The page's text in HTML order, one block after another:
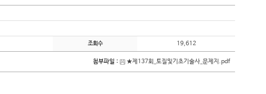
조회수 19,612
첨부파일 : ★제137회_토질및기초기술사_문제지.pdf